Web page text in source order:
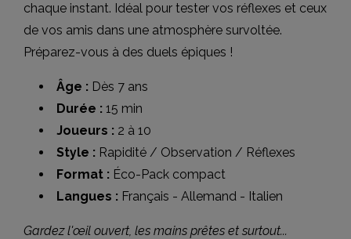
chaque instant. Idéal pour tester vos réflexes et ceux
de vos amis dans une atmosphère survoltée.
Préparez-vous à des duels épiques !
Âge : Dès 7 ans
Durée : 15 min
Joueurs : 2 à 10
Style : Rapidité / Observation / Réflexes
Format : Éco-Pack compact
Langues : Français - Allemand - Italien
Gardez l'œil ouvert, les mains prêtes et surtout...